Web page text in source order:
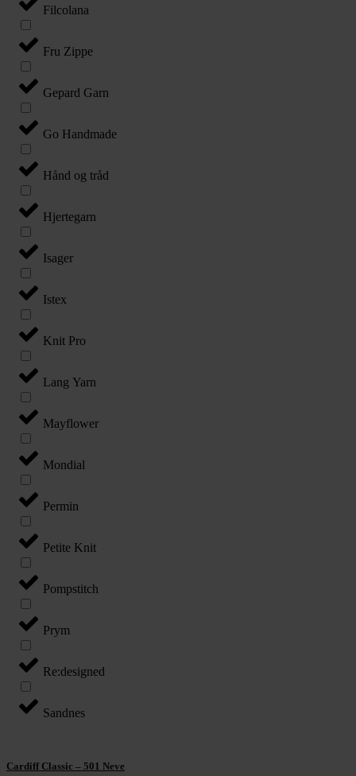
Filcolana
Fru Zippe
Gepard Garn
Go Handmade
Hånd og tråd
Hjertegarn
Isager
Istex
Knit Pro
Lang Yarn
Mayflower
Mondial
Permin
Petite Knit
Pompstitch
Prym
Re:designed
Sandnes
Cardiff Classic – 501 Neve